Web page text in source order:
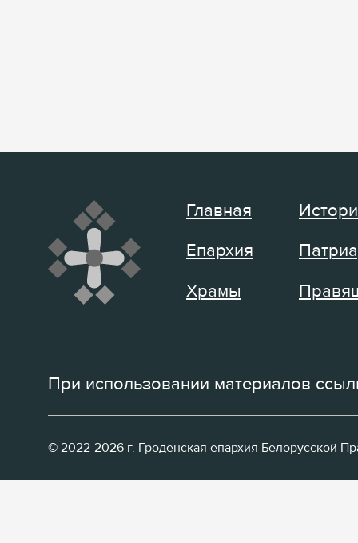
Главная
Епархия
Храмы
При использовании материалов
© 2022-2026 г. Гроденская епархия Белорусской